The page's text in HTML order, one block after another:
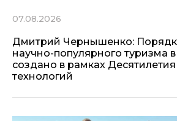
07.08.2026
Дмитрий Чернышенко:
научно-популярного туризма
создано в рамках Десятилетия
технологий